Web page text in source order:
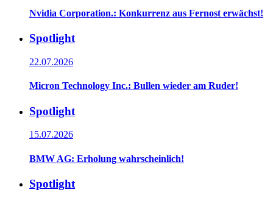
Nvidia Corporation.: Konkurrenz aus Fernost erwächst!
Spotlight
22.07.2026
Micron Technology Inc.: Bullen wieder am Ruder!
Spotlight
15.07.2026
BMW AG: Erholung wahrscheinlich!
Spotlight